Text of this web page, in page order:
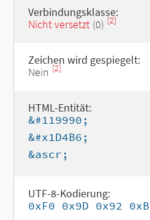
Verbindungsklasse:
Nicht versetzt(0) [2]
Zeichen wird gespiegelt:
Nein [2]
HTML-Entität:
&#119990;
&#x1D4B6;
&ascr;
UTF-8-Kodierung:
0xF0 0x9D 0x92